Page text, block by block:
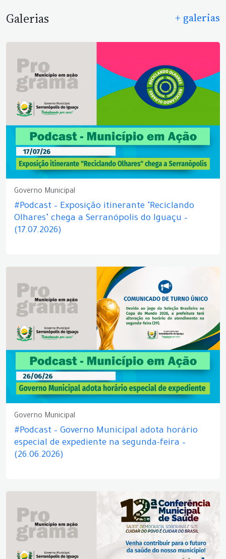
Galerias + galerias
Governo Municipal
#Podcast – Exposição itinerante "Reciclando
Olhares" chega a Serranópolis do Iguaçu –
(17.07.2026)
Governo Municipal
#Podcast – Governo Municipal adota horário
especial de expediente na segunda-feira –
(26.06.2026)